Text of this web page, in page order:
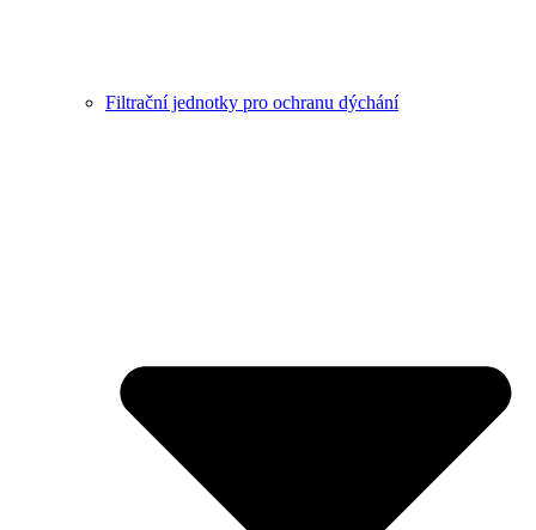
Filtrační jednotky pro ochranu dýchání